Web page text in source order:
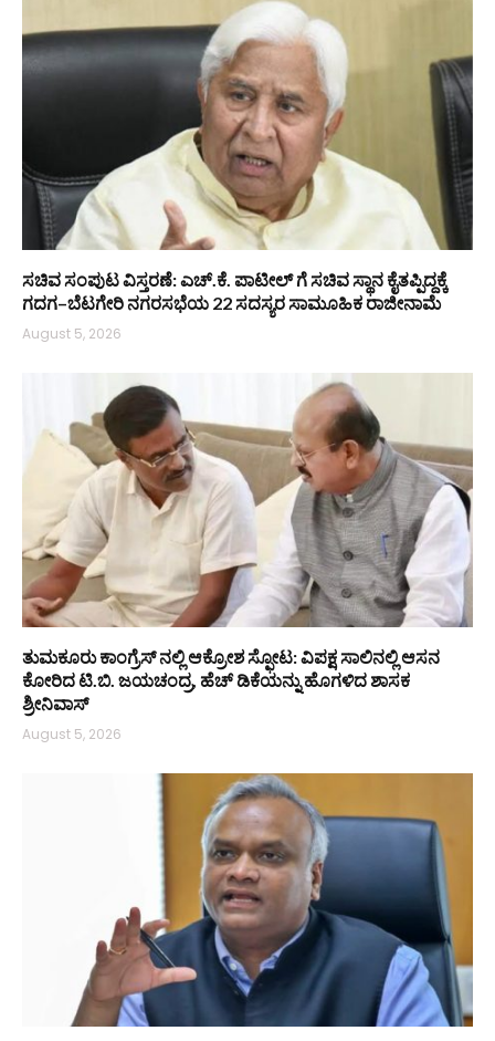
ಸಚಿವ ಸಂಪುಟ ವಿಸ್ತರಣೆ: ಎಚ್.ಕೆ. ಪಾಟೀಲ್ ಗೆ ಸಚಿವ ಸ್ಥಾನ ಕೈತಪ್ಪಿದ್ದಕ್ಕೆ
ಗದಗ–ಬೆಟಗೇರಿ ನಗರಸಭೆಯ 22 ಸದಸ್ಯರ ಸಾಮೂಹಿಕ ರಾಜೀನಾಮೆ
August 5, 2026
ತುಮಕೂರು ಕಾಂಗ್ರೆಸ್ ನಲ್ಲಿ ಆಕ್ರೋಶ ಸ್ಫೋಟ: ವಿಪಕ್ಷ ಸಾಲಿನಲ್ಲಿ ಆಸನ
ಕೋರಿದ ಟಿ.ಬಿ. ಜಯಚಂದ್ರ, ಹೆಚ್ ಡಿಕೆಯನ್ನು ಹೊಗಳಿದ ಶಾಸಕ
ಶ್ರೀನಿವಾಸ್
August 5, 2026